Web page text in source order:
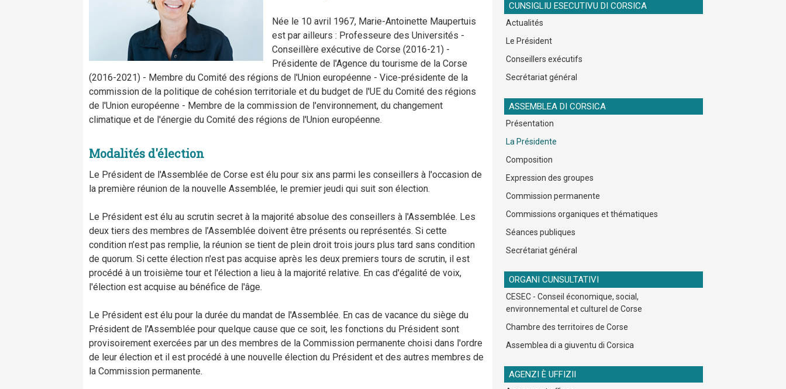
Née le 10 avril 1967, Marie-Antoinette Maupertuis
est par ailleurs : Professeure des Universités -
Conseillère exécutive de Corse (2016-21) -
Présidente de l'Agence du tourisme de la Corse
(2016-2021) - Membre du Comité des régions de l'Union européenne - Vice-présidente de la
commission de la politique de cohésion territoriale et du budget de l'UE du Comité des régions
de l'Union européenne - Membre de la commission de l'environnement, du changement
climatique et de l'énergie du Comité des régions de l'Union européenne.
Modalités d'élection
Le Président de l'Assemblée de Corse est élu pour six ans parmi les conseillers à l'occasion de
la première réunion de la nouvelle Assemblée, le premier jeudi qui suit son élection.
Le Président est élu au scrutin secret à la majorité absolue des conseillers à l'Assemblée. Les
deux tiers des membres de l’Assemblée doivent être présents ou représentés. Si cette
condition n’est pas remplie, la réunion se tient de plein droit trois jours plus tard sans condition
de quorum. Si cette élection n'est pas acquise après les deux premiers tours de scrutin, il est
procédé à un troisième tour et l'élection a lieu à la majorité relative. En cas d'égalité de voix,
l'élection est acquise au bénéfice de l'âge.
Le Président est élu pour la durée du mandat de l'Assemblée. En cas de vacance du siège du
Président de l'Assemblée pour quelque cause que ce soit, les fonctions du Président sont
provisoirement exercées par un des membres de la Commission permanente choisi dans l'ordre
de leur élection et il est procédé à une nouvelle élection du Président et des autres membres de
la Commission permanente.
CUNSIGLIU ESECUTIVU DI CORSICA
Actualités
Le Président
Conseillers exécutifs
Secrétariat général
ASSEMBLEA DI CORSICA
Présentation
La Présidente
Composition
Expression des groupes
Commission permanente
Commissions organiques et thématiques
Séances publiques
Secrétariat général
ORGANI CUNSULTATIVI
CESEC - Conseil économique, social,
environnemental et culturel de Corse
Chambre des territoires de Corse
Assemblea di a giuventu di Corsica
AGENZI È UFFIZII